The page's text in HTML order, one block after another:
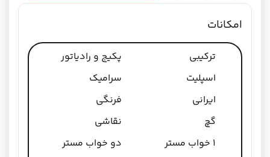
امکانات
ترکیبی
پکیج و رادیاتور
اسپلیت
سرامیک
ایرانی
فرنگی
گچ
نقاشی
دو خواب مستر